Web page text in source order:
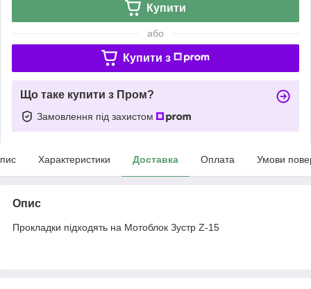
Купити
або
Купити з
Що таке купити з Пром?
Замовлення під захистом
Характеристики Доставка Оплата Умови
Опис
Прокладки підходять на Мотоблок Зустр Z-15